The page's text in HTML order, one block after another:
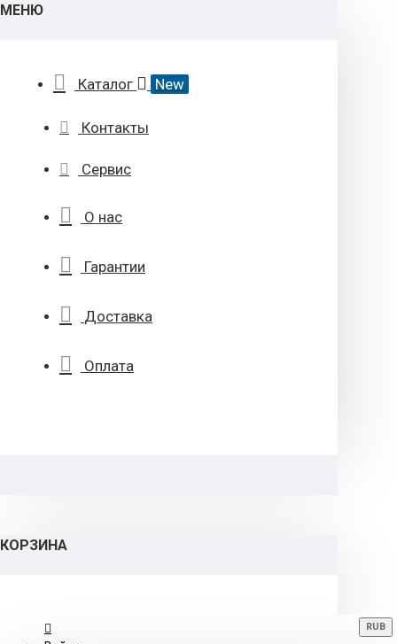
МЕНЮ
Каталог New
Контакты
Сервис
О нас
Гарантии
Доставка
Оплата
КОРЗИНА
RUB